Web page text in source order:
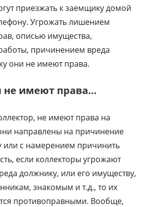
приезжать к заемщику домой
Угрожать лишением
описью имущества,
причинением вреда
они не имеют права.
не имеют права…
не имеют права на
направлены на причинение
или с намерением причинить
если коллекторы угрожают
должнику, или его имуществу,
знакомым и т.д., то их
противоправными. Вообще,